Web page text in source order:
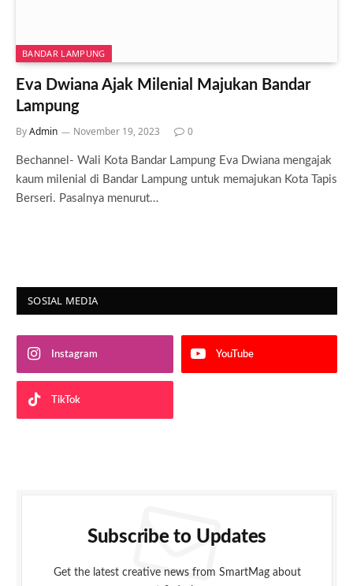
BANDAR LAMPUNG
Eva Dwiana Ajak Milenial Majukan Bandar
Lampung
ByAdmin November 19, 2023 0
Bechannel- Wali Kota Bandar Lampung Eva Dwiana mengajak
kaum milenial di Bandar Lampung untuk memajukan Kota Tapis
Berseri. Pasalnya menurut…
SOSIAL MEDIA
Instagram YouTube
TikTok
Subscribe to Updates
Get the latest creative news from SmartMag about